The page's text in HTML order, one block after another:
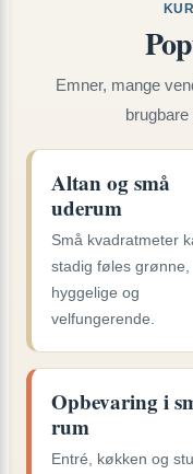
Emner, mange
Altan og små
uderum
Små kvadratmeter
stadig føles grønne,
hyggelige og
velfungerende.
Opbevaring i
rum
Entré, køkken og